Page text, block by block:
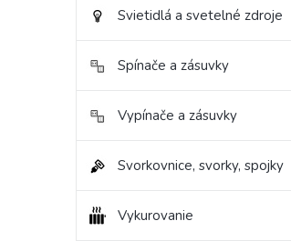
Svietidlá a svetelné zdroje
Spínače a zásuvky
Vypínače a zásuvky
Svorkovnice, svorky, spojky
Vykurovanie